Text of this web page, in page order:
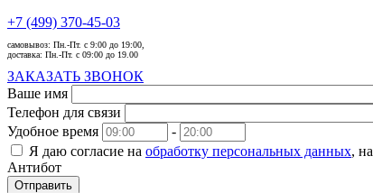
+7 (499) 370-45-03
самовывоз: Пн.-Пт. с 9:00 до 19:00,
доставка: Пн.-Пт. с 09:00 до 19.00
ЗАКАЗАТЬ ЗВОНОК
Ваше имя
Телефон для связи
Удобное время
-
Я даю согласие на обработку персональных данных, на
Антибот
Отправить